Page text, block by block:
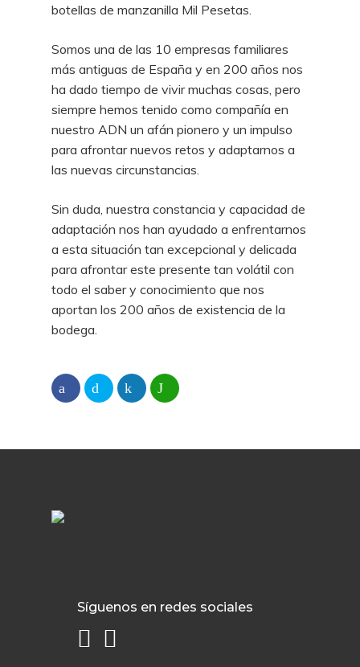
botellas de manzanilla Mil Pesetas.
Somos una de las 10 empresas familiares
más antiguas de España y en 200 años nos
ha dado tiempo de vivir muchas cosas, pero
siempre hemos tenido como compañía en
nuestro ADN un afán pionero y un impulso
para afrontar nuevos retos y adaptarnos a
las nuevas circunstancias.
Sin duda, nuestra constancia y capacidad de
adaptación nos han ayudado a enfrentarnos
a esta situación tan excepcional y delicada
para afrontar este presente tan volátil con
todo el saber y conocimiento que nos
aportan los 200 años de existencia de la
bodega.
Síguenos en redes sociales